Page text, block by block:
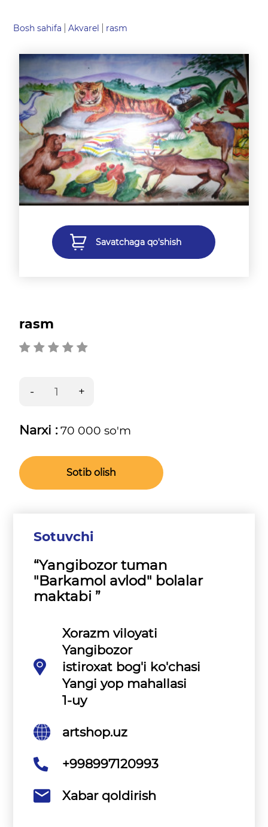
Bosh sahifa Akvarel rasm
Savatchaga qo'shish
rasm
Narxi :70 000 so'm
Sotib olish
Sotuvchi
“Yangibozor tuman
"Barkamol avlod" bolalar
maktabi ”
Xorazm viloyati
Yangibozor
istiroxat bog'i ko'chasi
Yangi yop mahallasi
1-uy
artshop.uz
+998997120993
Xabar qoldirish